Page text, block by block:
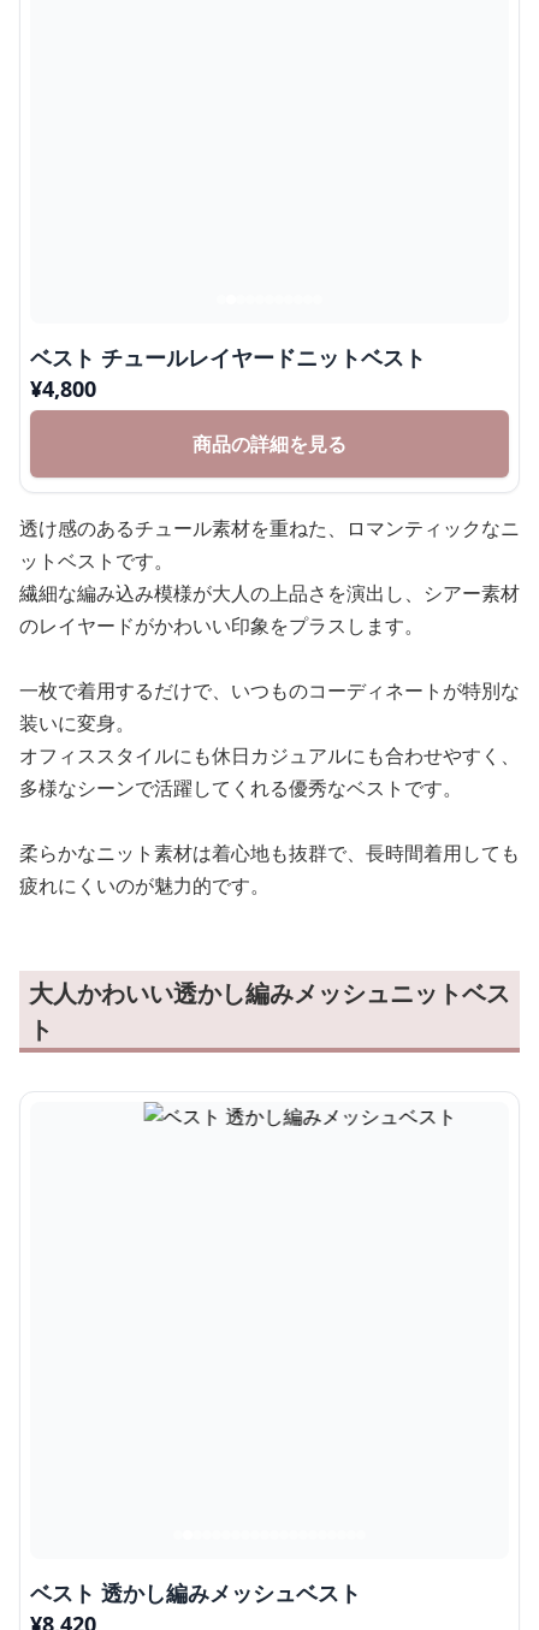
ベスト チュールレイヤードニットベスト
¥4,800
商品の詳細を見る
透け感のあるチュール素材を重ねた、ロマンティックなニ
ットベストです。
繊細な編み込み模様が大人の上品さを演出し、シアー素材
のレイヤードがかわいい印象をプラスします。
一枚で着用するだけで、いつものコーディネートが特別な
装いに変身。
オフィススタイルにも休日カジュアルにも合わせやすく、
多様なシーンで活躍してくれる優秀なベストです。
柔らかなニット素材は着心地も抜群で、長時間着用しても
疲れにくいのが魅力的です。
大人かわいい透かし編みメッシュニットベス
ト
ベスト 透かし編みメッシュベスト
¥8,420